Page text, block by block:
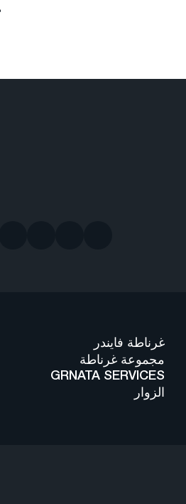
غرناطة فايندر
مجموعة غرناطة
GRNATA SERVICES
الزوار